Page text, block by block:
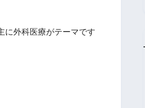
に外科医療がテーマです